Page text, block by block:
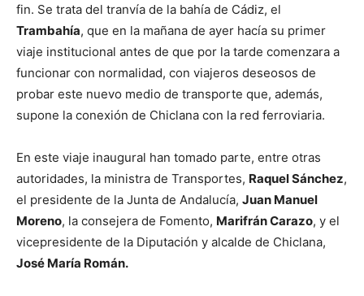
fin. Se trata del tranvía de la bahía de Cádiz, el
Trambahía, que en la mañana de ayer hacía su primer
viaje institucional antes de que por la tarde comenzara a
funcionar con normalidad, con viajeros deseosos de
probar este nuevo medio de transporte que, además,
supone la conexión de Chiclana con la red ferroviaria.
En este viaje inaugural han tomado parte, entre otras
autoridades, la ministra de Transportes, Raquel Sánchez,
el presidente de la Junta de Andalucía, Juan Manuel
Moreno, la consejera de Fomento, Marifrán Carazo, y el
vicepresidente de la Diputación y alcalde de Chiclana,
José María Román.